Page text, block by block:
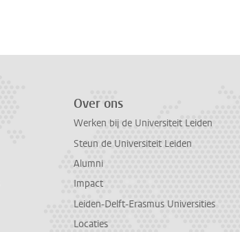
Over ons
Werken bij de Universiteit Leiden
Steun de Universiteit Leiden
Alumni
Impact
Leiden-Delft-Erasmus Universities
Locaties